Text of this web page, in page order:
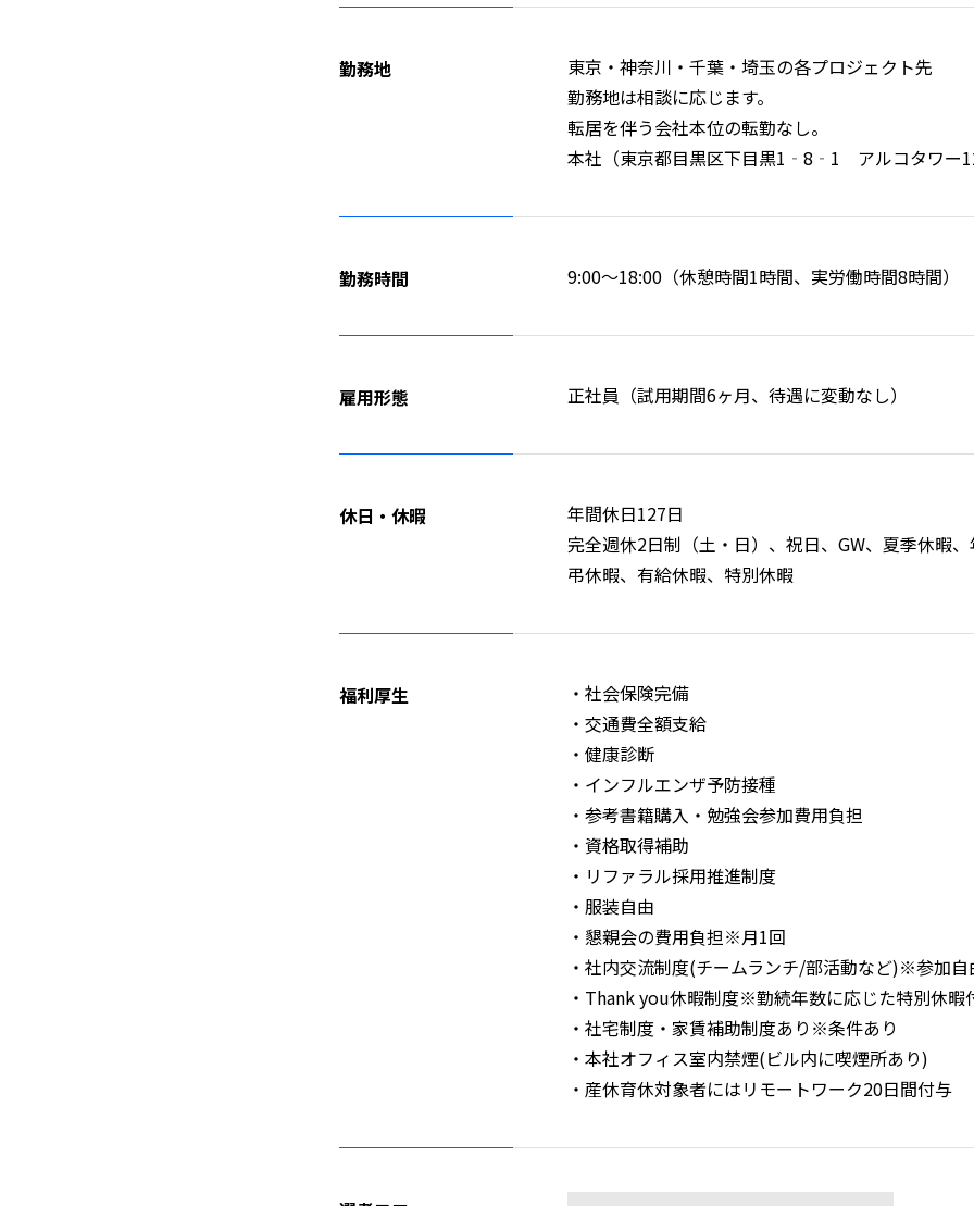
勤務地
東京・神奈川・千葉・埼玉の各プロジェクト先
勤務地は相談に応じます。
転居を伴う会社本位の転勤なし。
本社（東京都目黒区下目黒1‐8‐1 アルコタワー12
勤務時間 9:00～18:00（休憩時間1時間、実労働時間8時間）
雇用形態 正社員（試用期間6ヶ月、待遇に変動なし）
休日・休暇
年間休日127日
完全週休2日制（土・日）、祝日、GW、夏季休暇
弔休暇、有給休暇、特別休暇
福利厚生
・社会保険完備
・交通費全額支給
・健康診断
・インフルエンザ予防接種
・参考書籍購入・勉強会参加費用負担
・資格取得補助
・リファラル採用推進制度
・服装自由
・懇親会の費用負担※月1回
・社内交流制度(チームランチ/部活動など)※参加自
・Thank you休暇制度※勤続年数に応じた特別休暇
・社宅制度・家賃補助制度あり※条件あり
・本社オフィス室内禁煙(ビル内に喫煙所あり)
・産休育休対象者にはリモートワーク20日間付与